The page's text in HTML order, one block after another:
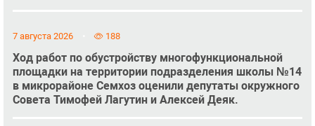
7 августа 2026 188
Ход работ по обустройству многофункциональной
площадки на территории подразделения школы №14
в микрорайоне Семхоз оценили депутаты окружного
Совета Тимофей Лагутин и Алексей Деяк.